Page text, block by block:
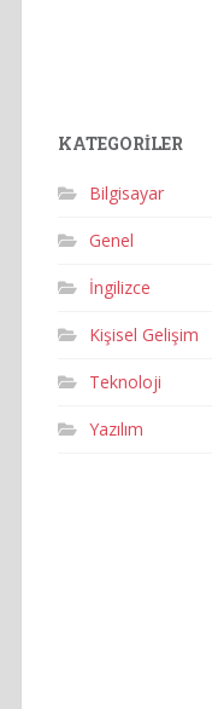
KATEGORILER
Bilgisayar
Genel
İngilizce
Kişisel Gelişim
Teknoloji
Yazılım